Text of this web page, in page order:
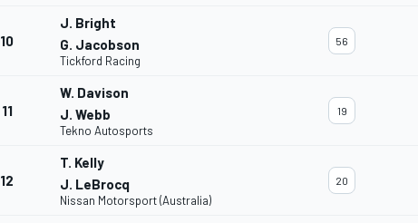
10
J. Bright
G. Jacobson
Tickford Racing
56
11
W. Davison
J. Webb
Tekno Autosports
19
12
T. Kelly
J. LeBrocq
Nissan Motorsport (Australia)
20